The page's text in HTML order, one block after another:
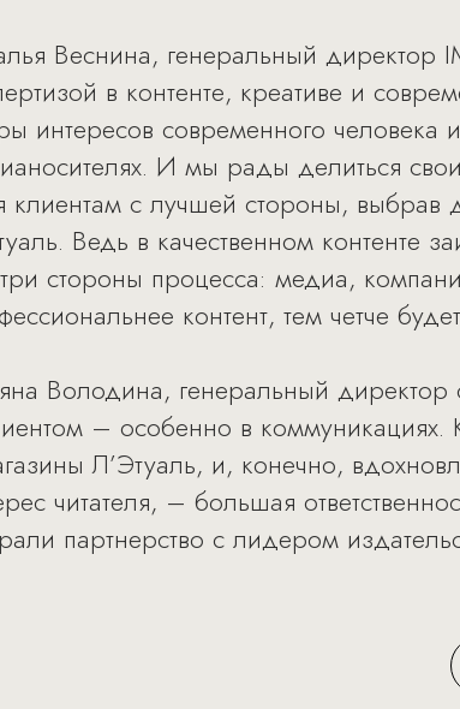
Веснина, генеральный директор
в контенте, креативе и
интересов современного
И мы рады делиться
клиентам с лучшей стороны, выбрав
Ведь в качественном контенте
стороны процесса: медиа,
контент, тем четче
Володина, генеральный
– особенно в
Л’Этуаль, и, конечно,
читателя, – большая
партнерство с лидером